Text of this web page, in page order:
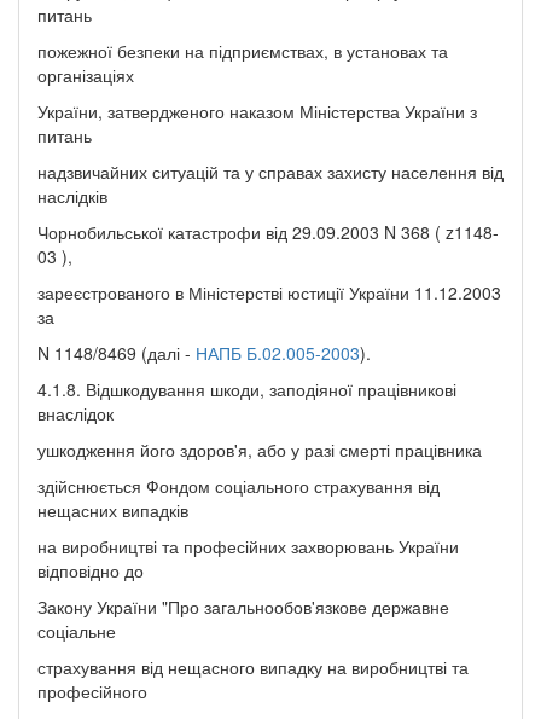
питань
пожежної безпеки на підприємствах, в установах та
організаціях
України, затвердженого наказом Міністерства України з
питань
надзвичайних ситуацій та у справах захисту населення від
наслідків
Чорнобильської катастрофи від 29.09.2003 N 368 ( z1148-
03 ),
зареєстрованого в Міністерстві юстиції України 11.12.2003
за
N 1148/8469 (далі - НАПБ Б.02.005-2003).
4.1.8. Відшкодування шкоди, заподіяної працівникові
внаслідок
ушкодження його здоров'я, або у разі смерті працівника
здійснюється Фондом соціального страхування від
нещасних випадків
на виробництві та професійних захворювань України
відповідно до
Закону України "Про загальнообов'язкове державне
соціальне
страхування від нещасного випадку на виробництві та
професійного